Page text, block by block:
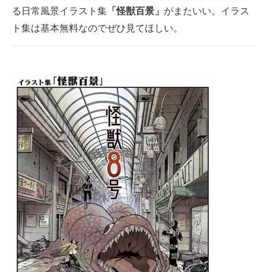
る日常風景イラスト集 「怪獣百景」 がまたいい。イラス
ト集は基本無料なのでぜひ見てほしい。